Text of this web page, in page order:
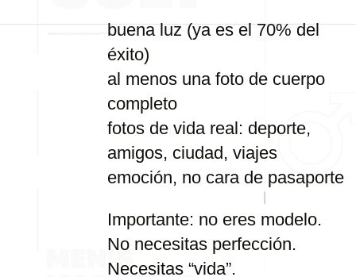
buena luz (ya es el 70% del
éxito)
al menos una foto de cuerpo
completo
fotos de vida real: deporte,
amigos, ciudad, viajes
emoción, no cara de pasaporte
Importante: no eres modelo.
No necesitas perfección.
Necesitas “vida”.